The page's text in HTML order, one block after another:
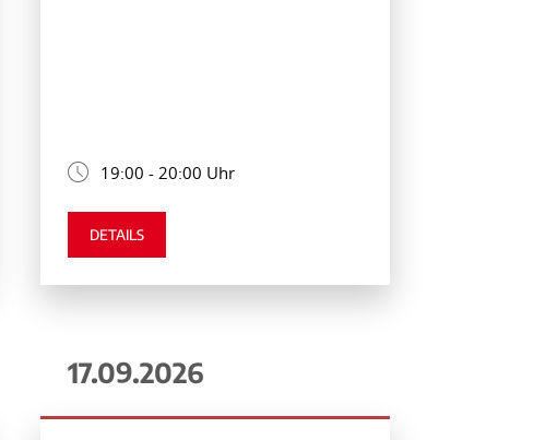
19:00 - 20:00 Uhr
DETAILS
17.09.2026